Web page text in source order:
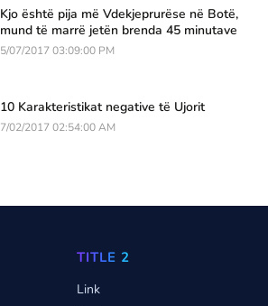
Kjo është pija më Vdekjeprurëse në Botë,
mund të marrë jetën brenda 45 minutave
5/07/2017 03:09:00 PM
10 Karakteristikat negative të Ujorit
7/02/2017 02:54:00 AM
TITLE 2
Link